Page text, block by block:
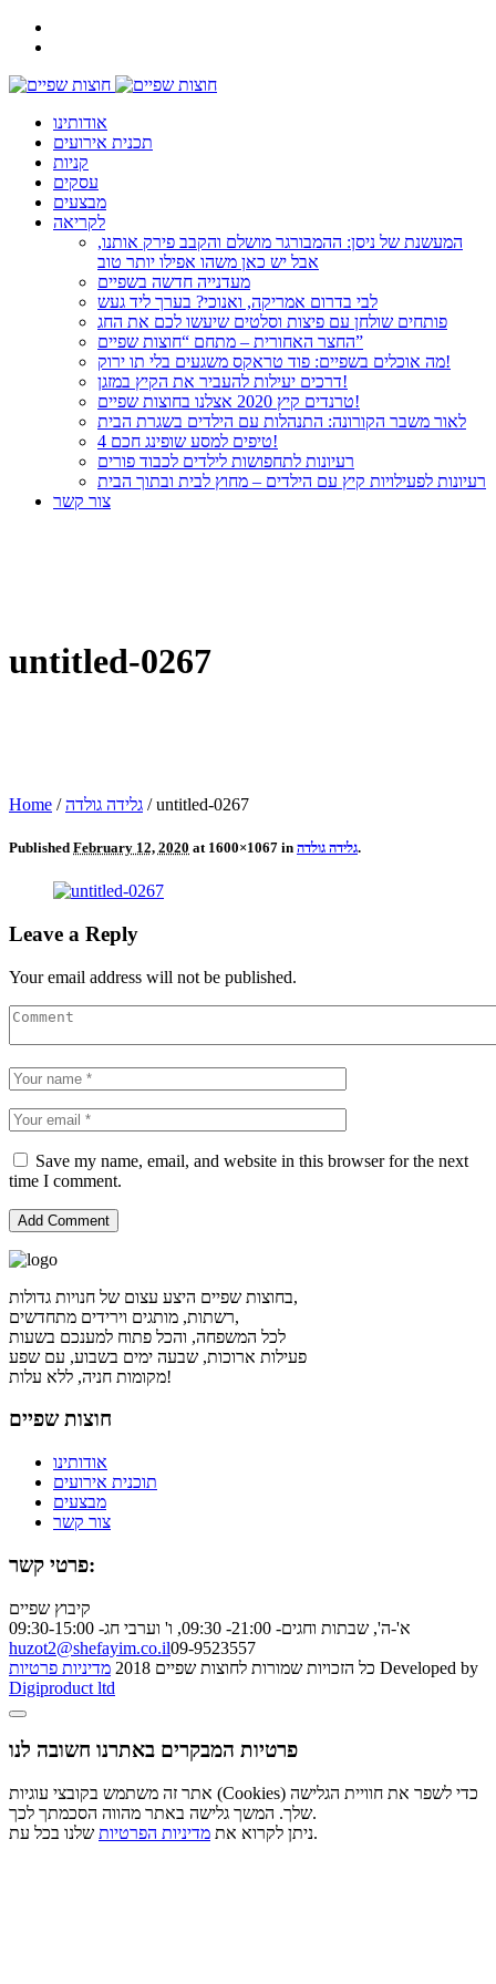
אודותינו
תכנית אירועים
קניות
עסקים
מבצעים
לקריאה
המעשנת של ניסן: ההמבורגר מושלם והקבב פירק אותנו,
אבל יש כאן משהו אפילו יותר טוב
מעדנייה חדשה בשפיים
לבי בדרום אמריקה, ואנוכי? בערך ליד געש
פותחים שולחן עם פיצות וסלטים שיעשו לכם את החג
החצר האחורית – מתחם “חוצות שפיים”
מה אוכלים בשפיים: פוד טראקס משגעים בלי תו ירוק!
דרכים יעילות להעביר את הקיץ במזגן!
טרנדים קיץ 2020 אצלנו בחוצות שפיים!
לאור משבר הקורונה: התנהלות עם הילדים בשגרת הבית
4 טיפים למסע שופינג חכם!
רעיונות לתחפושות לילדים לכבוד פורים
רעיונות לפעילויות קיץ עם הילדים – מחוץ לבית ובתוך הבית
צור קשר
untitled-0267
Home /גלידה גולדה /untitled-0267
Published February 12, 2020 at 1600×1067 in גלידה גולדה.
Leave a Reply
Your email address will not be published.
Save my name, email, and website in this browser for the next
time I comment.
בחוצות שפיים היצע עצום של חנויות גדולות,
רשתות, מותגים וירידים מתחדשים,
לכל המשפחה, והכל פתוח למענכם בשעות
פעילות ארוכות, שבעה ימים בשבוע, עם שפע
מקומות חניה, ללא עלות!
חוצות שפיים
אודותינו
תוכנית אירועים
מבצעים
צור קשר
פרטי קשר:
קיבוץ שפיים
א'-ה', שבתות וחגים- 21:00- 09:30, ו' וערבי חג- 09:30-15:00
huzot2@shefayim.co.il09-9523557
כל הזכויות שמורות לחוצות שפיים 2018
מדיניות פרטיות
Developed by
Digiproduct ltd
פרטיות המבקרים באתרנו חשובה לנו
אתר זה משתמש בקובצי עוגיות (Cookies) כדי לשפר את חוויית הגלישה
שלך. המשך גלישה באתר מהווה הסכמתך לכך.
ניתן לקרוא את מדיניות הפרטיות שלנו בכל עת.